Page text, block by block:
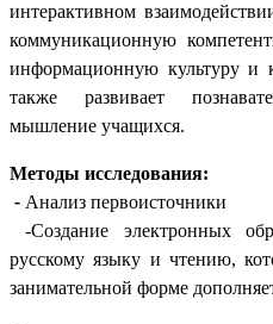
интерактивном
коммуникационную
информационную культуру и
также развивает
мышление учащихся.
Методы исследования:
- Анализ первоисточники
-Создание электронных
русскому языку и чтению,
занимательной форме